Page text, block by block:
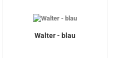
Walter - blau